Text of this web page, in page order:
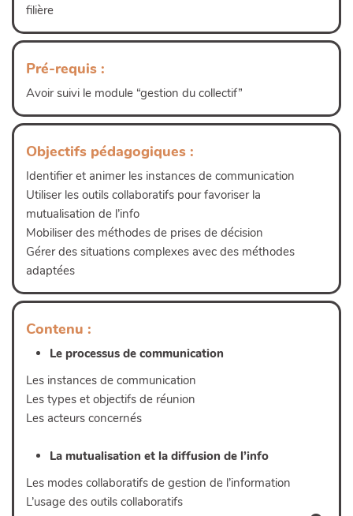
filière
Pré-requis :
Avoir suivi le module “gestion du collectif”
Lire plus
Objectifs pédagogiques :
Identifier et animer les instances de communication
Utiliser les outils collaboratifs pour favoriser la
mutualisation de l’info
Mobiliser des méthodes de prises de décision
Gérer des situations complexes avec des méthodes
adaptées
Contenu :
Le processus de communication
Les instances de communication
Les types et objectifs de réunion
Les acteurs concernés
La mutualisation et la diffusion de l’info
Les modes collaboratifs de gestion de l’information
L’usage des outils collaboratifs